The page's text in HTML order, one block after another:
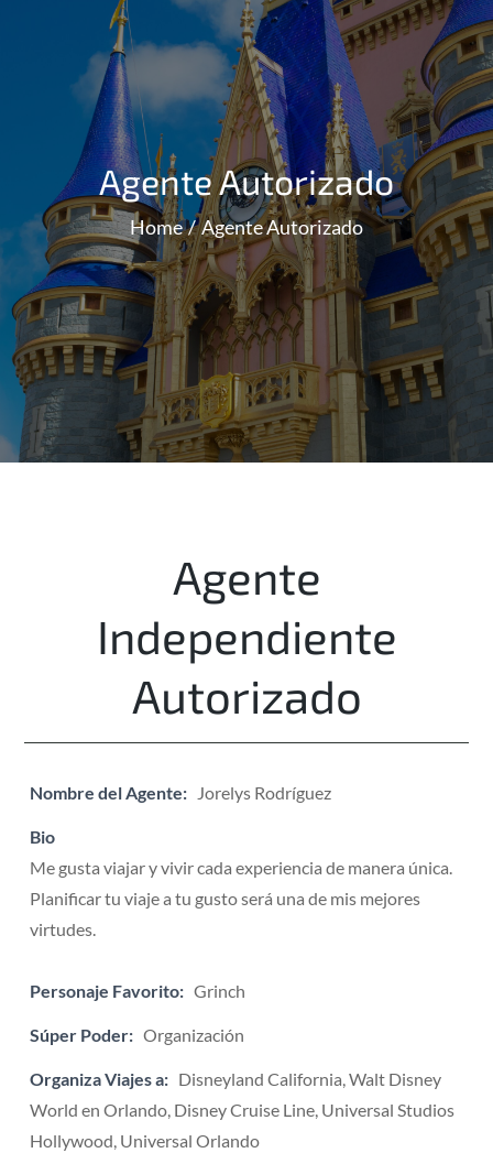
Agente Autorizado
Home Agente Autorizado
Agente
Independiente
Autorizado
Nombre del Agente: Jorelys Rodríguez
Bio
Me gusta viajar y vivir cada experiencia de manera única.
Planificar tu viaje a tu gusto será una de mis mejores
virtudes.
Personaje Favorito: Grinch
Súper Poder: Organización
Organiza Viajes a: Disneyland California, Walt Disney
World en Orlando, Disney Cruise Line, Universal Studios
Hollywood, Universal Orlando